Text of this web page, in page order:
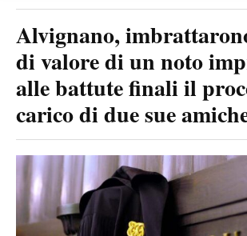
Alvignano,
di valore di un noto
alle battute finali il
carico di due sue